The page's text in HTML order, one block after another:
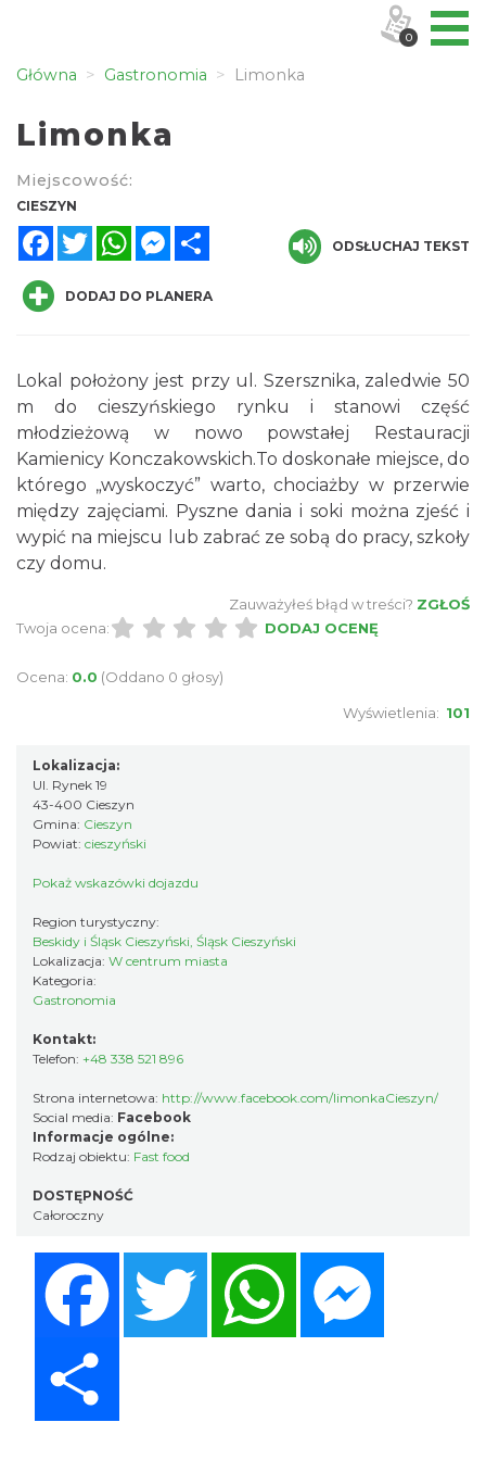
Główna Gastronomia Limonka
Limonka
Miejscowość:
CIESZYN
FacebookTwitterWhatsAppMessenger
ODSŁUCHAJ TEKST
DODAJ DO PLANERA
Lokal położony jest przy ul. Szersznika, zaledwie 50
m do cieszyńskiego rynku i stanowi część
młodzieżową w nowo powstałej Restauracji
Kamienicy Konczakowskich.To doskonałe miejsce, do
którego „wyskoczyć” warto, chociażby w przerwie
między zajęciami. Pyszne dania i soki można zjeść i
wypić na miejscu lub zabrać ze sobą do pracy, szkoły
czy domu.
Zauważyłeś błąd w treści? ZGŁOŚ
Twoja ocena:
DODAJ OCENĘ
Ocena: 0.0 (Oddano 0 głosy)
Wyświetlenia: 101
Lokalizacja:
Ul. Rynek 19
43-400 Cieszyn
Gmina: Cieszyn
Powiat: cieszyński
Pokaż wskazówki dojazdu
Region turystyczny:
Beskidy i Śląsk Cieszyński, Śląsk Cieszyński
Lokalizacja: W centrum miasta
Kategoria:
Gastronomia
Kontakt:
Telefon: +48 338 521 896
Strona internetowa: http://www.facebook.com/limonkaCieszyn/
Social media: Facebook
Informacje ogólne:
Rodzaj obiektu: Fast food
DOSTĘPNOŚĆ
Całoroczny
Twitter WhatsApp
0